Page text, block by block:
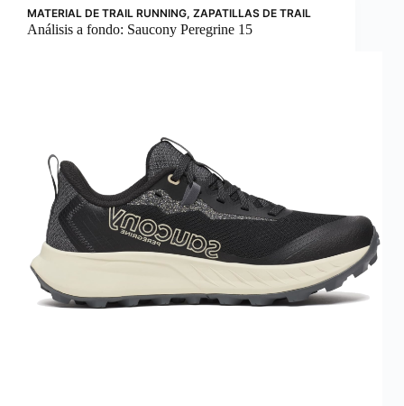
MATERIAL DE TRAIL RUNNING, ZAPATILLAS DE TRAIL
Análisis a fondo: Saucony Peregrine 15